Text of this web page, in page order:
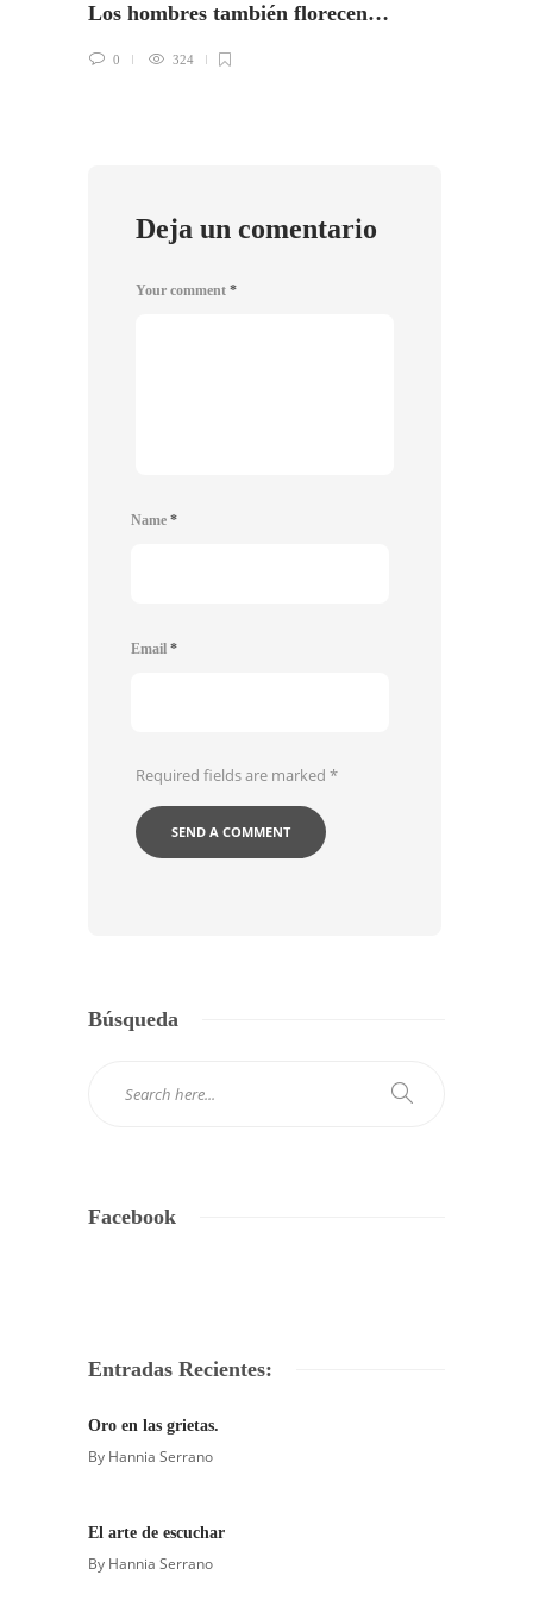
Los hombres también florecen…
0 324
Deja un comentario
Your comment *
Name *
Email *
Required fields are marked *
Búsqueda
Facebook
Entradas Recientes:
Oro en las grietas.
By Hannia Serrano
El arte de escuchar
By Hannia Serrano